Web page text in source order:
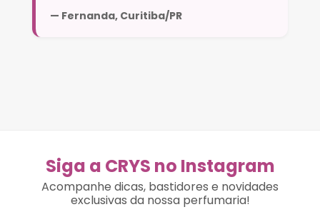
— Fernanda, Curitiba/PR
Siga a CRYS no Instagram
Acompanhe dicas, bastidores e novidades
exclusivas da nossa perfumaria!